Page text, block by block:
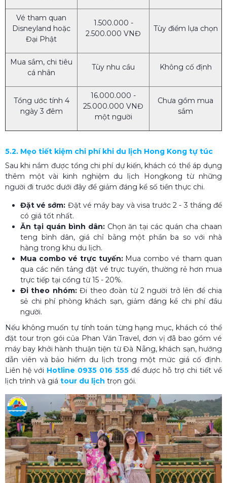
Vé tham quan
Disneyland hoặc
Đại Phật
1.500.000 -
2.500.000 VNĐ
Tùy điểm lựa chọn
Mua sắm, chi tiêu
cá nhân
Tùy nhu cầu Không cố định
Tổng ước tính 4
ngày 3 đêm
16.000.000 -
25.000.000 VNĐ
một người
Chưa gồm mua
sắm
5.2. Mẹo tiết kiệm chi phí khi du lịch Hong Kong tự túc
Sau khi nắm được tổng chi phí dự kiến, khách có thể áp dụng
thêm một vài kinh nghiệm du lịch Hongkong từ những
người đi trước dưới đây để giảm đáng kể số tiền thực chi.
Đặt vé sớm: Đặt vé máy bay và visa trước 2 - 3 tháng để
có giá tốt nhất.
Ăn tại quán bình dân:Chọn ăn tại các quán cha chaan
teng bình dân, giá chỉ bằng một phần ba so với nhà
hàng trong khu du lịch.
Mua combo vé trực tuyến: Mua combo vé tham quan
qua các nền tảng đặt vé trực tuyến, thường rẻ hơn mua
trực tiếp tại cổng từ 15 - 20%.
Đi theo nhóm:Đi theo đoàn từ 2 người trở lên để chia
sẻ chi phí phòng khách sạn, giảm đáng kể chi phí đầu
người.
Nếu không muốn tự tính toán từng hạng mục, khách có thể
đặt tour trọn gói của Phan Văn Travel, đơn vị đã bao gồm vé
máy bay khởi hành thuận tiện từ Đà Nẵng, khách sạn, hướng
dẫn viên và bảo hiểm du lịch trong một mức giá cố định.
Liên hệ với Hotline 0935 016 555 để được hỗ trợ chi tiết về
lịch trình và giá tour du lịch trọn gói.